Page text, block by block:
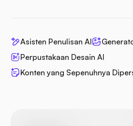
Asisten Penulisan AI
Perpustakaan Desain AI
Konten yang Sepenuhnya